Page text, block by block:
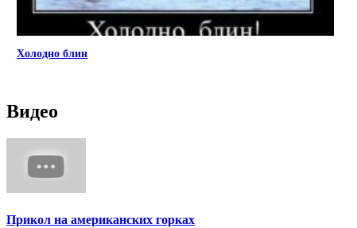
Холодно блин
Видео
Прикол на американских горках